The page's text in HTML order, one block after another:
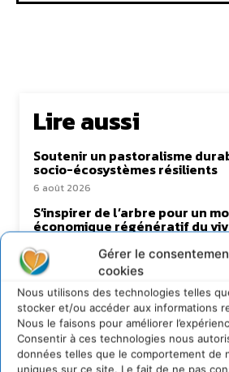
Gérer le
cookies
Nous utilisons des technologies telles
stocker et/ou accéder aux informations
Nous le faisons pour améliorer
Consentir à ces technologies nous
données telles que le comportement de
uniques sur ce site. Le fait de ne pas
Lire aussi
Soutenir un pastoralisme
socio-écosystèmes résilients
6 août 2026
S’inspirer de l’arbre pour un
économique régénératif du
5 août 2026
IPBES : le « GIEC de la
entreprises à devenir des
4 août 2026
Comment le sol français a
hydrique et déréglé tout le
2026)